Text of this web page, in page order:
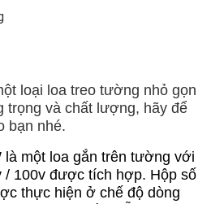
loại loa treo tường nhỏ gọn
trọng và chất lượng, hãy để
bạn nhé.
là một loa gắn trên tường với
/ 100v được tích hợp. Hộp số
thực hiện ở chế độ dòng